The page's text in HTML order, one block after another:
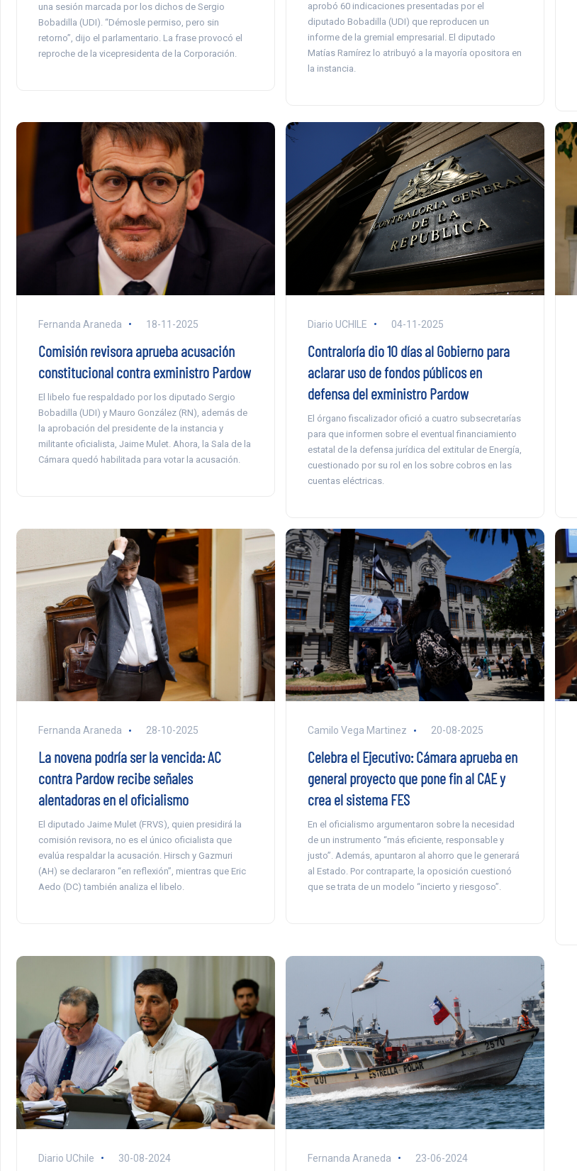
una sesión marcada por los dichos de Sergio
Bobadilla (UDI). “Démosle permiso, pero sin
retorno”, dijo el parlamentario. La frase provocó el
reproche de la vicepresidenta de la Corporación.
aprobó 60 indicaciones presentadas por el
diputado Bobadilla (UDI) que reproducen un
informe de la gremial empresarial. El diputado
Matías Ramírez lo atribuyó a la mayoría opositora en
la instancia.
Fernanda Araneda 18-11-2025
Comisión revisora aprueba acusación
constitucional contra exministro Pardow
El libelo fue respaldado por los diputado Sergio
Bobadilla (UDI) y Mauro González (RN), además de
la aprobación del presidente de la instancia y
militante oficialista, Jaime Mulet. Ahora, la Sala de la
Cámara quedó habilitada para votar la acusación.
Diario UCHILE 04-11-2025
Contraloría dio 10 días al Gobierno para
aclarar uso de fondos públicos en
defensa del exministro Pardow
El órgano fiscalizador ofició a cuatro subsecretarías
para que informen sobre el eventual financiamiento
estatal de la defensa jurídica del extitular de Energía,
cuestionado por su rol en los sobre cobros en las
cuentas eléctricas.
Fernanda Araneda 28-10-2025
La novena podría ser la vencida: AC
contra Pardow recibe señales
alentadoras en el oficialismo
El diputado Jaime Mulet (FRVS), quien presidirá la
comisión revisora, no es el único oficialista que
evalúa respaldar la acusación. Hirsch y Gazmuri
(AH) se declararon “en reflexión”, mientras que Eric
Aedo (DC) también analiza el libelo.
Camilo Vega Martinez 20-08-2025
Celebra el Ejecutivo: Cámara aprueba en
general proyecto que pone fin al CAE y
crea el sistema FES
En el oficialismo argumentaron sobre la necesidad
de un instrumento “más eficiente, responsable y
justo”. Además, apuntaron al ahorro que le generará
al Estado. Por contraparte, la oposición cuestionó
que se trata de un modelo “incierto y riesgoso”.
Diario UChile 30-08-2024 Fernanda Araneda 23-06-2024